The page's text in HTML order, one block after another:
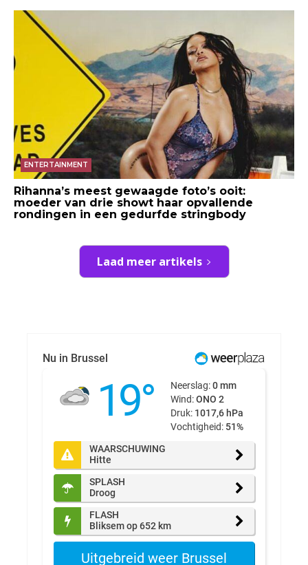
ENTERTAINMENT
Rihanna’s meest gewaagde foto’s ooit:
moeder van drie showt haar opvallende
rondingen in een gedurfde stringbody
Laad meer artikels